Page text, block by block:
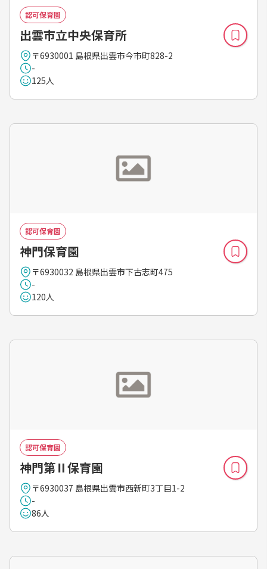
認可保育園
出雲市立中央保育所
〒6930001 島根県出雲市今市町828-2
-
125人
認可保育園
神門保育園
〒6930032 島根県出雲市下古志町475
-
120人
認可保育園
神門第Ⅱ保育園
〒6930037 島根県出雲市西新町3丁目1-2
-
86人